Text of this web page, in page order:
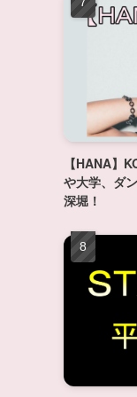
【HANA】
や大学、ダ
深堀！